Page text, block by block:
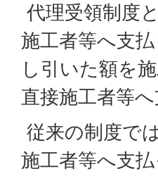
代理受領制度
施工者等へ支
し引いた額を
直接施工者等へ
従来の制度で
施工者等へ支